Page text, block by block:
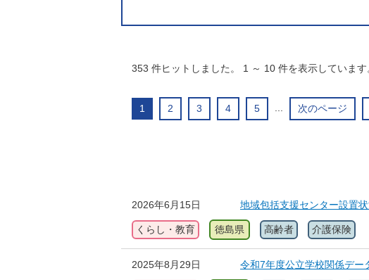
353 件ヒットしました。 1 ～ 10 件を表示しています
1 2 3 4 5 ... 次のページ
2026年6月15日
地域包括支援センター設置状
くらし・教育 徳島県 高齢者 介護保険
2025年8月29日 令和7年度公立学校関係デー